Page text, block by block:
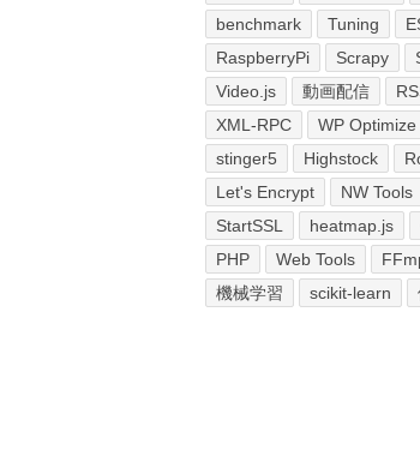
benchmark
Tuning
RaspberryPi
Scrapy
Video.js
動画配信
XML-RPC
WP Optimize
stinger5
Highstock
Let's Encrypt
NW Tools
StartSSL
heatmap.js
PHP
Web Tools
機械学習
scikit-learn